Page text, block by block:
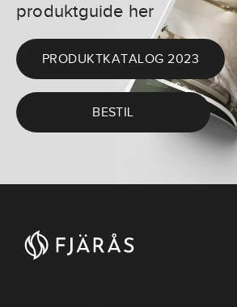
produktguide her
PRODUKTKATALOG 2023
BESTIL